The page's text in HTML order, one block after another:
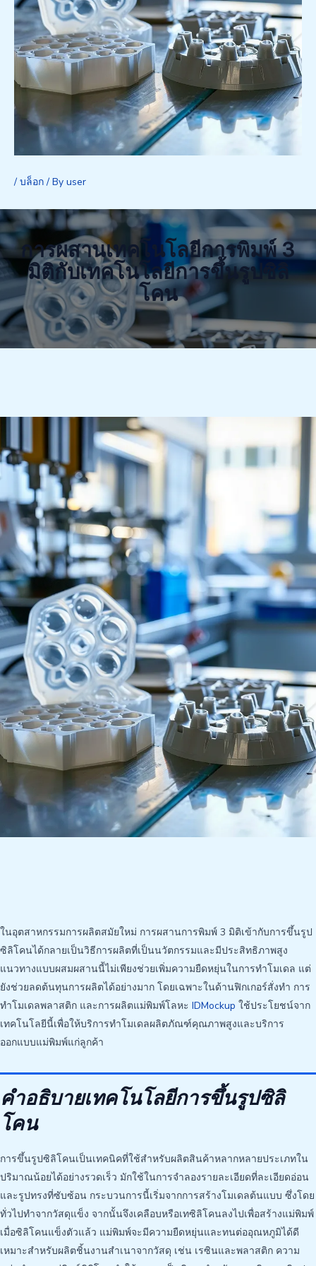
/ บล็อก / By user
การผสานเทคโนโลยีการพิมพ์ 3
มิติกับเทคโนโลยีการขึ้นรูปซิลิ
โคน
ในอุตสาหกรรมการผลิตสมัยใหม่ การผสานการพิมพ์ 3 มิติเข้ากับการขึ้นรูป
ซิลิโคนได้กลายเป็นวิธีการผลิตที่เป็นนวัตกรรมและมีประสิทธิภาพสูง
แนวทางแบบผสมผสานนี้ไม่เพียงช่วยเพิ่มความยืดหยุ่นในการทำโมเดล แต่
ยังช่วยลดต้นทุนการผลิตได้อย่างมาก โดยเฉพาะในด้านฟิกเกอร์สั่งทำ การ
ทำโมเดลพลาสติก และการผลิตแม่พิมพ์โลหะ IDMockup ใช้ประโยชน์จาก
เทคโนโลยีนี้เพื่อให้บริการทำโมเดลผลิตภัณฑ์คุณภาพสูงและบริการ
ออกแบบแม่พิมพ์แก่ลูกค้า
คำอธิบายเทคโนโลยีการขึ้นรูปซิลิ
โคน
การขึ้นรูปซิลิโคนเป็นเทคนิคที่ใช้สำหรับผลิตสินค้าหลากหลายประเภทใน
ปริมาณน้อยได้อย่างรวดเร็ว มักใช้ในการจำลองรายละเอียดที่ละเอียดอ่อน
และรูปทรงที่ซับซ้อน กระบวนการนี้เริ่มจากการสร้างโมเดลต้นแบบ ซึ่งโดย
ทั่วไปทำจากวัสดุแข็ง จากนั้นจึงเคลือบหรือเทซิลิโคนลงไปเพื่อสร้างแม่พิมพ์
เมื่อซิลิโคนแข็งตัวแล้ว แม่พิมพ์จะมีความยืดหยุ่นและทนต่ออุณหภูมิได้ดี
เหมาะสำหรับผลิตชิ้นงานสำเนาจากวัสดุ เช่น เรซินและพลาสติก ความ